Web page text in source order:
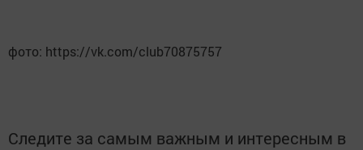
фото: https://vk.com/club70875757
Следите за самым важным и интересным в